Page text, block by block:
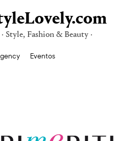
· Style, Fashion & Beauty ·
Eventos